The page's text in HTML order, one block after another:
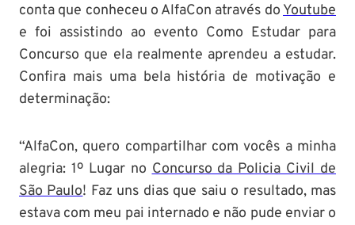
conta que conheceu o AlfaCon através doYoutube
e foi assistindo ao evento Como Estudar para
Concurso que ela realmente aprendeu a estudar.
Confira mais uma bela história de motivação e
determinação:
“AlfaCon, quero compartilhar com vocês a minha
alegria: 1º Lugar noConcurso da Policia Civil de
São Paulo! Faz uns dias que saiu o resultado, mas
estava com meu pai internado e não pude enviar o